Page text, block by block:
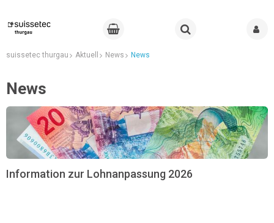
suissetec thurgau Aktuell News News
News
Information zur Lohnanpassung 2026